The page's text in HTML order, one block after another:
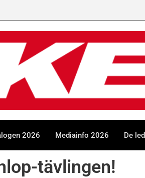
2026 Mediainfo 2026 De
tävlingen!